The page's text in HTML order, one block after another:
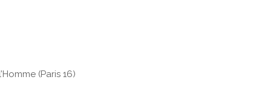
(Paris 16)